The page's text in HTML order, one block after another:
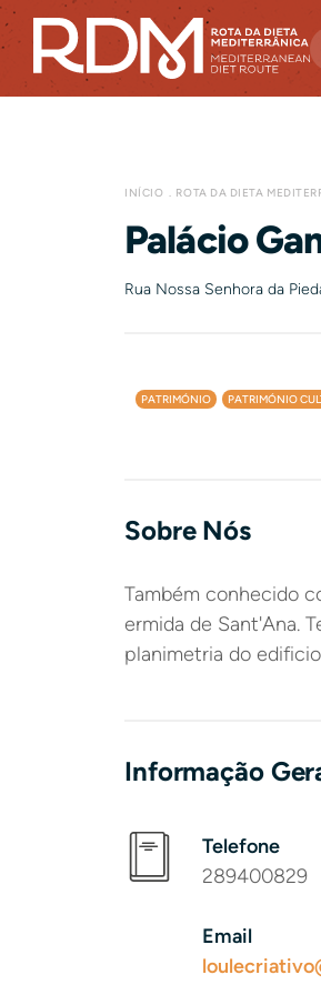
INÍCIO ROTA DA DIETA
Palácio
Rua Nossa Senhora da
PATRIMÓNIO PATRIMÓNIO
Sobre Nós
Também conhecido
ermida de Sant'Ana.
planimetria do
Informação
Telefone
289400829
Email